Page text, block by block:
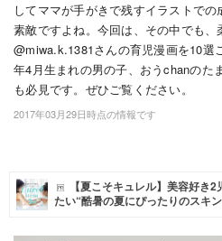
子育て・家族
病院
住まい
してママが手がきで残すイラストで
素敵ですよね。今回は、その中でも
@miwa.k.1381さんの育児漫画を10選
年4月生まれの男の子、おうchanのた
も必見です。ぜひご覧ください。
2017年03月29日時点の情報です
【夏こそキュレル】美容好き
たい“酷暑の夏にぴったりのスキ